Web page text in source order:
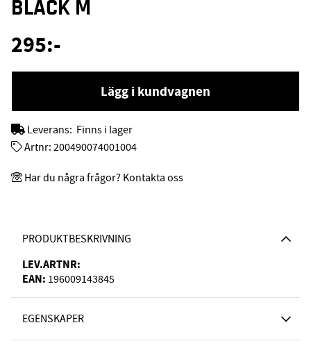
PRODUKTBESKRIVNING
LEV.ARTNR:
EAN: 196009143845
EGENSKAPER
BLACK M
295:-
Lägg i kundvagnen
Leverans: Finns i lager
Artnr: 200490074001004
Har du några frågor? Kontakta oss